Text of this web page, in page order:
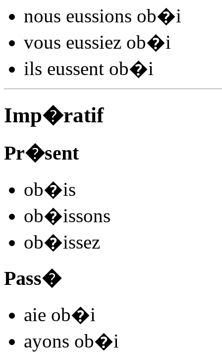
nous eussions ob�i
vous eussiez ob�i
ils eussent ob�i
Imp�ratif
Pr�sent
ob�is
ob�issons
ob�issez
Pass�
aie ob�i
ayons ob�i